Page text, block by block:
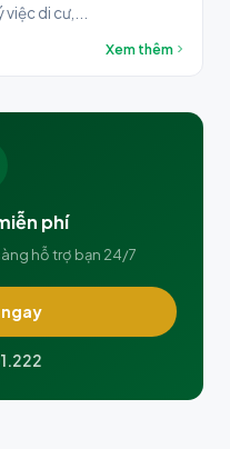
di cư,...
Xem thêm
phí
hỗ trợ bạn 24/7
ngay